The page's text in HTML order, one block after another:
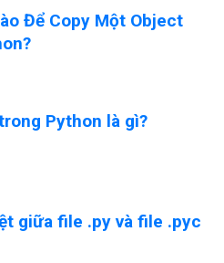
Để Copy Một Object
Python là gì?
giữa file .py và file .pyc